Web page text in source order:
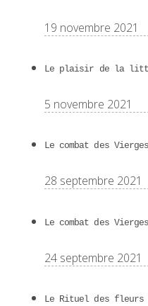
19 novembre 2021
Le plaisir de la
5 novembre 2021
Le combat des Vierges
28 septembre 2021
Le combat des Vierges
24 septembre 2021
Le Rituel des fleurs